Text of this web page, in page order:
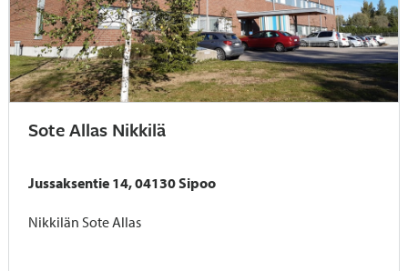
Sote Allas Nikkilä
Jussaksentie 14, 04130 Sipoo
Nikkilän Sote Allas